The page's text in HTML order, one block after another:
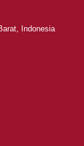
Indonesia